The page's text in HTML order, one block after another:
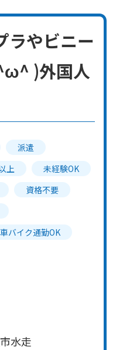
ラやビニー
)外国人
派遣
上
未経験OK
資格不要
バイク通勤OK
水走